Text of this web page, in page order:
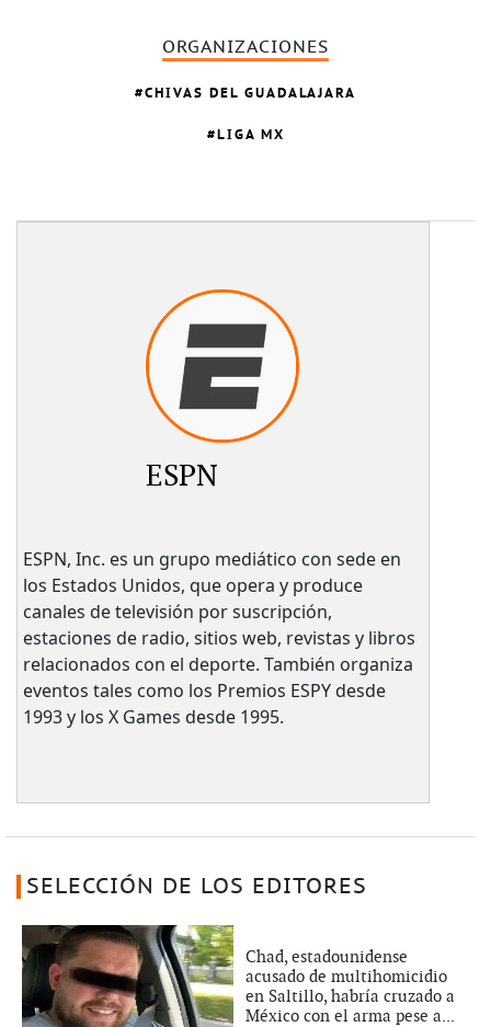
ORGANIZACIONES
CHIVAS DEL GUADALAJARA
LIGA MX
ESPN
ESPN, Inc. es un grupo mediático con sede en
los Estados Unidos, que opera y produce
canales de televisión por suscripción,
estaciones de radio, sitios web, revistas y libros
relacionados con el deporte. También organiza
eventos tales como los Premios ESPY desde
1993 y los X Games desde 1995.
SELECCIÓN DE LOS EDITORES
Chad, estadounidense
acusado de multihomicidio
en Saltillo, habría cruzado a
México con el arma pese a...